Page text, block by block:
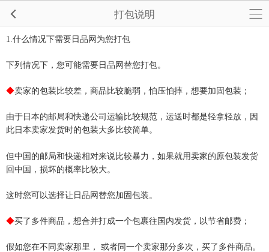
打包说明
1.什么情况下需要日品网为您打包
下列情况下，您可能需要日品网替您打包。
◆卖家的包装比较差，商品比较脆弱，怕压怕摔，想要加固包装；
由于日本的邮局和快递公司运输比较规范，运送时都是轻拿轻放，因
此日本卖家发货时的包装大多比较简单。
但中国的邮局和快递相对来说比较暴力，如果就用卖家的原包装发货
回中国，损坏的概率比较大。
这时您可以选择让日品网替您加固包装。
◆买了多件商品，想合并打成一个包裹往国内发货，以节省邮费；
假如您在不同卖家那里， 或者同一个卖家那分多次，买了多件商品。